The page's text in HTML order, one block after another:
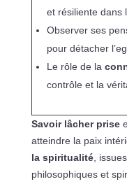
et résiliente dans
Observer ses
pour détacher
Le rôle de la
contrôle et la
Savoir lâcher prise
atteindre la paix
la spiritualité,
philosophiques et